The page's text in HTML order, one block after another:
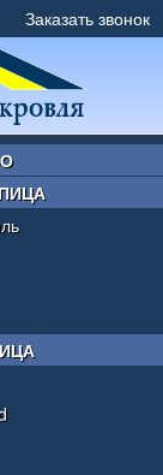
Заказать звонок